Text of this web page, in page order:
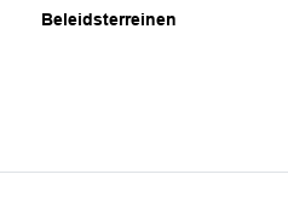
Beleidsterreinen